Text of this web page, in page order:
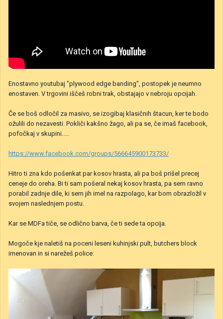
Enostavno youtubaj "plywood edge banding", postopek je neumno
enostaven. V trgovini iščeš robni trak, obstajajo v nebroju opcijah.
Če se boš odločil za masivo, se izogibaj klasičnih štacun, ker te bodo
ožulili do nezavesti. Pokliči kakšno žago, ali pa se, če imaš facebook,
pofočkaj v skupini.....
https://www.facebook.com/groups/566645900173733/
Hitro ti zna kdo pošenkat par kosov hrasta, ali pa boš prišel precej
ceneje do oreha. Bi ti sam pošeral nekaj kosov hrasta, pa sem ravno
porabil zadnje dile, ki sem jih imel na razpolago, kar bom obrazložil v
svojem naslednjem postu.
Kar se MDFa tiče, se odlično barva, če ti sede ta opcija.
Mogoče kje naletiš na poceni leseni kuhinjski pult, butchers block
imenovan in si narežeš police: